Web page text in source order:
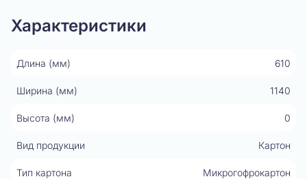
Характеристики
Длина (мм) 610
Ширина (мм) 1140
Высота (мм) 0
Вид продукции Картон
Тип картона Микрогофрокартон